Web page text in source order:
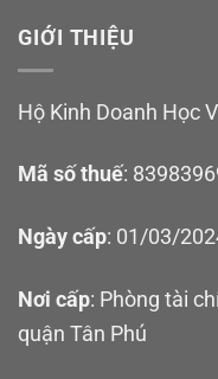
GIỚI THIỆU
Hộ Kinh Doanh Học
Mã số thuế:
Ngày cấp: 01/03/
Nơi cấp: Phòng tài
quận Tân Phú